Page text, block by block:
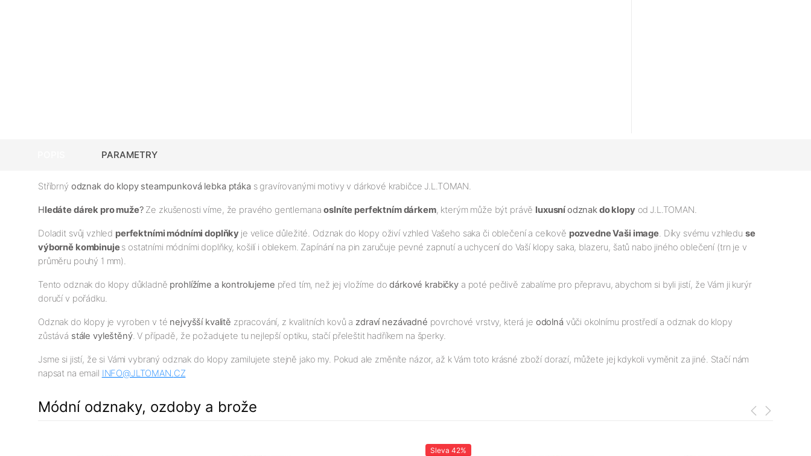
PARAMETRY
Stříbrný odznak do klopy steampunková lebka ptákas gravírovanými motivy v dárkové krabičce J.L.TOMAN.
Hledáte dárek pro muže?Ze zkušenosti víme, že pravého gentlemanaoslníte perfektním dárkem, kterým může být právě luxusníodznakdo klopyod J.L.TOMAN.
Doladit svůj vzhled perfektními módními doplňky je velice důležité. Odznak do klopy oživí vzhled Vašeho saka či oblečení a celkově pozvedne Vaši image. Díky svému vzhledu se
výborně kombinujes ostatními módními doplňky, košilí i oblekem. Zapínání na pin zaručuje pevné zapnutí a uchycení do Vaší klopy saka, blazeru, šatů nabo jiného oblečení (trn je v
průměru pouhý 1 mm).
Tento odznak do klopy důkladně prohlížíme a kontrolujeme před tím, než jej vložíme dodárkové krabičky a poté pečlivě zabalíme pro přepravu, abychom si byli jistí, že Vám ji kurýr
doručí v pořádku.
Odznak do klopy je vyroben v té nejvyššíkvalitě zpracování, z kvalitních kovů a zdraví nezávadné povrchové vrstvy, která je odolnávůči okolnímu prostředí a odznak do klopy
zůstává stále vyleštěný. V případě, že požadujete tu nejlepší optiku, stačí přeleštit hadříkem na šperky.
Jsme si jistí, že si Vámi vybraný odznak do klopy zamilujete stejně jako my. Pokud ale změníte názor, až k Vám toto krásné zboží dorazí, můžete jej kdykoli vyměnit za jiné. Stačí nám
napsat na email INFO@JLTOMAN.CZ
Módní odznaky, ozdoby a brože
Sleva 42%